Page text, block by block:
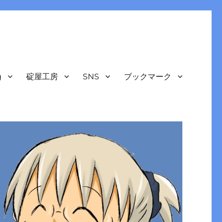
碇屋工房 SNS ブックマーク